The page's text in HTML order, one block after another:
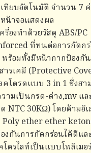
ทียบอัตโนมัติ จำนวน 7
น้าจอแสดงผล
รื่องทำด้วยวัสดุ ABS/PC
ที่ทนต่อการกัดกร่
พร้อมทั้งมีหน้ากากป้องกั
ารเคมี (Protective
คโตรดแบบ 3 in 1 ซึ่งสา
ามเป็นกรด-ด่าง,mv แ
NTC 30KΩ) โดยด้ามอิ
Poly ether ether
งกันการกัดกร่อนได้ดีแล
โตรไลท์เป็นแบบโพลิเมอ